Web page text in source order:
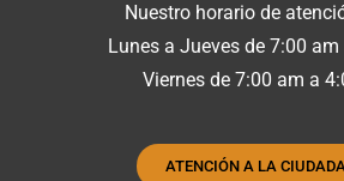
Nuestro horario de
Lunes a Jueves de 7:00
Viernes de 7:00 am a
ATENCIÓN A LA